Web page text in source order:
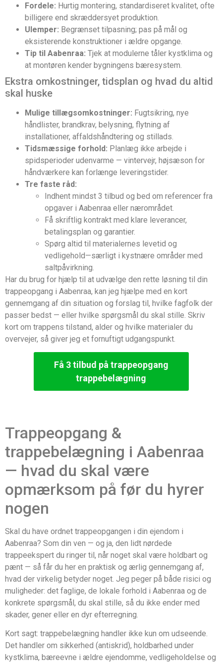
Fordele: Hurtig montering, standardiseret kvalitet, ofte
billigere end skræddersyet produktion.
Ulemper: Begrænset tilpasning; pas på mål og
eksisterende konstruktioner i ældre opgange.
Tip til Aabenraa: Tjek at modulerne tåler kystklima og
at montøren kender bygningens bæresystem.
Ekstra omkostninger, tidsplan og hvad du altid
skal huske
Mulige tillægsomkostninger: Fugtsikring, nye
håndlister, brandkrav, belysning, flytning af
installationer, affaldshåndtering og stillads.
Tidsmæssige forhold: Planlæg ikke arbejde i
spidsperioder udenvarme — vintervejr, højsæson for
håndværkere kan forlænge leveringstider.
Tre faste råd:
Indhent mindst 3 tilbud og bed om referencer fra
opgaver i Aabenraa eller nærområdet.
Få skriftlig kontrakt med klare leverancer,
betalingsplan og garantier.
Spørg altid til materialernes levetid og
vedligehold—særligt i kystnære områder med
saltpåvirkning.
Har du brug for hjælp til at udvælge den rette løsning til din
trappeopgang i Aabenraa, kan jeg hjælpe med en kort
gennemgang af din situation og forslag til, hvilke fagfolk der
passer bedst — eller hvilke spørgsmål du skal stille. Skriv
kort om trappens tilstand, alder og hvilke materialer du
overvejer, så giver jeg et fornuftigt udgangspunkt.
Få 3 tilbud på trappeopgang
trappebelægning
Trappeopgang &
trappebelægning i Aabenraa
— hvad du skal være
opmærksom på før du hyrer
nogen
Skal du have ordnet trappeopgangen i din ejendom i
Aabenraa? Som din ven — og ja, den lidt nørdede
trappeekspert du ringer til, når noget skal være holdbart og
pænt — så får du her en praktisk og ærlig gennemgang af,
hvad der virkelig betyder noget. Jeg peger på både risici og
muligheder: det faglige, de lokale forhold i Aabenraa og de
konkrete spørgsmål, du skal stille, så du ikke ender med
skader, gener eller en dyr efterregning.
Kort sagt: trappebelægning handler ikke kun om udseende.
Det handler om sikkerhed (antiskrid), holdbarhed under
kystklima, bæreevne i ældre ejendomme, vedligeholdelse og